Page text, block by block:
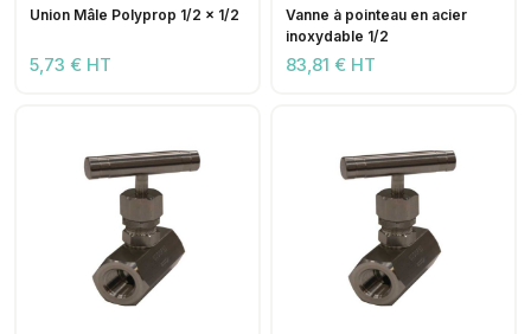
Union Mâle Polyprop 1/2 x 1/2
5,73 € HT
Vanne à pointeau en acier
inoxydable 1/2
83,81 € HT